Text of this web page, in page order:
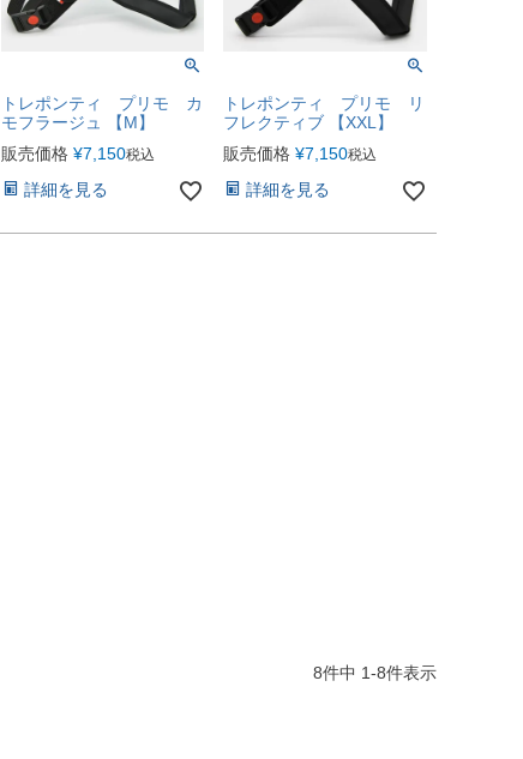
トレポンティ プリモ カ
モフラージュ 【M】
販売価格 ¥7,150税込
詳細を見る
トレポンティ プリモ リ
フレクティブ 【XXL】
販売価格 ¥7,150税込
詳細を見る
8件中 1-8件表示